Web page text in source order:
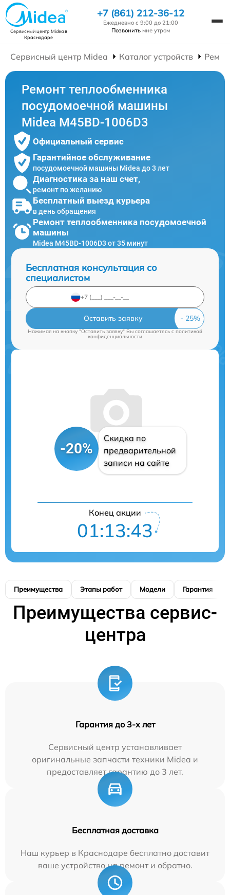
Сервисный центр Mideaв
Краснодаре
+7 (861) 212-36-12
Ежедневно с 9:00 до 21:00
Позвонить мне утром
Сервисный центр Midea Каталог устройств
Ремонт теплообменника
посудомоечной машины
Midea M45BD-1006D3
Официальный сервис
Гарантийное обслуживание
посудомоечной машины Midea до 3 лет
Диагностика за наш счет,
ремонт по желанию
Бесплатный выезд курьера
в день обращения
Ремонт теплообменника посудомоечной
машины
Midea M45BD-1006D3 от 35 минут
Бесплатная консультация со
специалистом
Оставить заявку
Нажимая на кнопку "Оставить заявку" Вы соглашаетесь cполитикой
конфиденциальности
-20%
Скидка по
предварительной
записи на сайте
Конец акции
01:13:42
Преимущества Этапы работ Модели Гарантия
Преимущества сервис-
центра
Гарантия до 3-х лет
Сервисный центр устанавливает
оригинальные запчасти техники Midea и
предоставляет гарантию до 3 лет.
Бесплатная доставка
Наш курьер в Краснодаре бесплатно доставит
ваше устройство на ремонт и обратно.